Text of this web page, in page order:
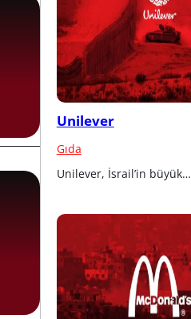
Unilever
Gıda
Unilever, İsrail’in büyük…